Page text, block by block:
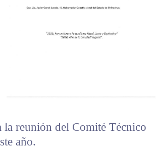
reunión del Comité Técnico
año.